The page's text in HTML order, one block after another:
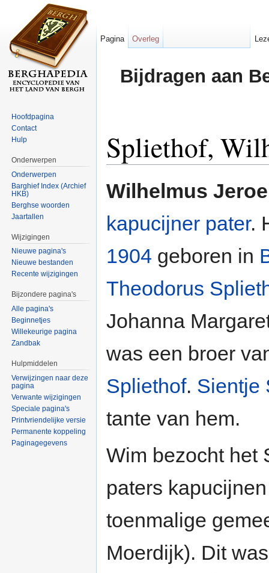
Bijdragen aan
Spliethof,
Wilhelmus
kapucijner pater.
1904 geboren in
Theodorus
Johanna
was een broer
Spliethof. Sientje
tante van hem.
Wim bezocht het
paters
toenmalige
Moerdijk). Dit
Pagina Overleg
Hoofdpagina
Contact
Hulp
Onderwerpen
Onderwerpen
Barghief Index (Archief
HKB)
Berghse woorden
Jaartallen
Wijzigingen
Nieuwe pagina's
Nieuwe bestanden
Recente wijzigingen
Bijzondere pagina's
Alle pagina's
Beginnetjes
Willekeurige pagina
Zandbak
Hulpmiddelen
Verwijzingen naar deze
pagina
Verwante wijzigingen
Speciale pagina's
Printvriendelijke versie
Permanente koppeling
Paginagegevens